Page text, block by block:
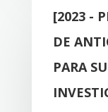
[2023 -
DE
PARA